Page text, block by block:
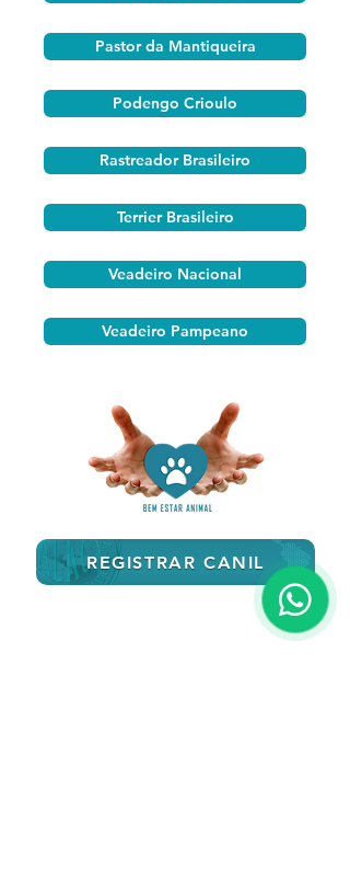
Pastor da Mantiqueira
Podengo Crioulo
Rastreador Brasileiro
Terrier Brasileiro
Veadeiro Nacional
Veadeiro Pampeano
REGISTRAR CANIL